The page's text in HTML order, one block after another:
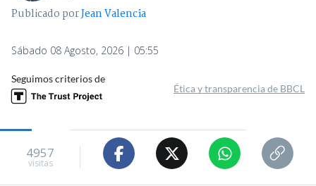
Publicado porJean Valencia
Sábado 08 Agosto, 2026 | 05:55
Seguimos criterios de
Ética y transparencia de BBCL
4957
visitas